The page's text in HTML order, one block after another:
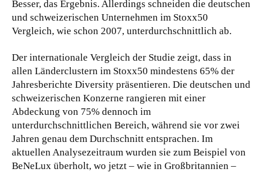
Besser, das Ergebnis. Allerdings schneiden die deutschen
und schweizerischen Unternehmen im Stoxx50
Vergleich, wie schon 2007, unterdurchschnittlich ab.
Der internationale Vergleich der Studie zeigt, dass in
allen Länderclustern im Stoxx50 mindestens 65% der
Jahresberichte Diversity präsentieren. Die deutschen und
schweizerischen Konzerne rangieren mit einer
Abdeckung von 75% dennoch im
unterdurchschnittlichen Bereich, während sie vor zwei
Jahren genau dem Durchschnitt entsprachen. Im
aktuellen Analysezeitraum wurden sie zum Beispiel von
BeNeLux überholt, wo jetzt – wie in Großbritannien –